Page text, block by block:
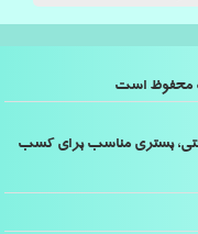
بستری مناسب برای کسب